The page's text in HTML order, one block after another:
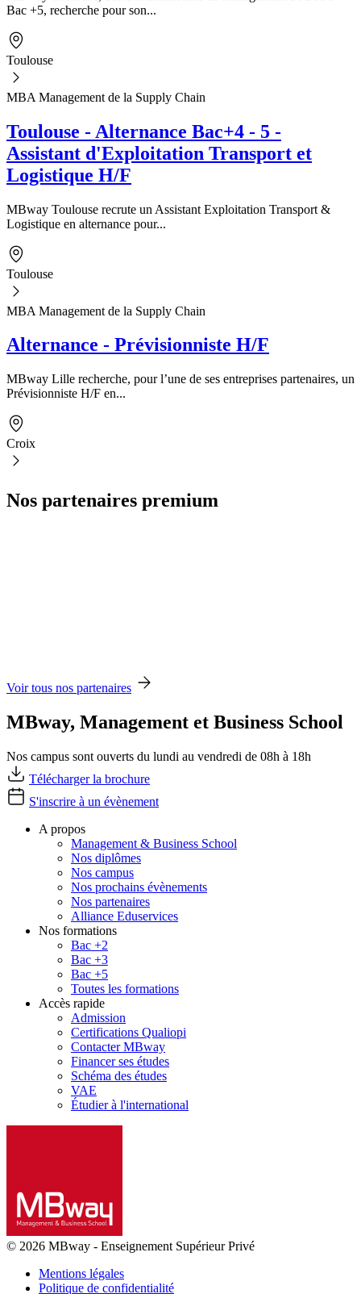
Bac +5, recherche pour son...
Toulouse
MBA Management de la Supply Chain
Toulouse - Alternance Bac+4 - 5 -
Assistant d'Exploitation Transport et
Logistique H/F
MBway Toulouse recrute un Assistant Exploitation Transport &
Logistique en alternance pour...
Toulouse
MBA Management de la Supply Chain
Alternance - Prévisionniste H/F
MBway Lille recherche, pour l’une de ses entreprises partenaires, un
Prévisionniste H/F en...
Croix
Nos partenaires premium
Voir tous nos partenaires
MBway, Management et Business School
Nos campus sont ouverts du lundi au vendredi de 08h à 18h
Télécharger la brochure
S'inscrire à un évènement
A propos
Management & Business School
Nos diplômes
Nos campus
Nos prochains évènements
Nos partenaires
Alliance Eduservices
Nos formations
Bac +2
Bac +3
Bac +5
Toutes les formations
Accès rapide
Admission
Certifications Qualiopi
Contacter MBway
Financer ses études
Schéma des études
VAE
Étudier à l'international
© 2026 MBway - Enseignement Supérieur Privé
Mentions légales
Politique de confidentialité